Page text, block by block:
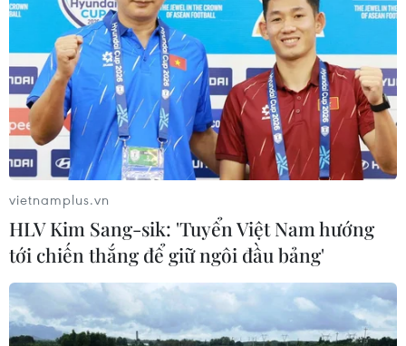
dưới 0 độ C, kèm theo mưa nên đã xuất hiện băng giá.
vietnamplus.vn
HLV Kim Sang-sik: 'Tuyển Việt Nam hướng
tới chiến thắng để giữ ngôi đầu bảng'